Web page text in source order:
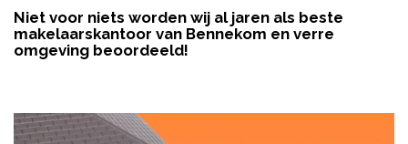
Niet voor niets worden wij al jaren als beste
makelaarskantoor van Bennekom en verre
omgeving beoordeeld!